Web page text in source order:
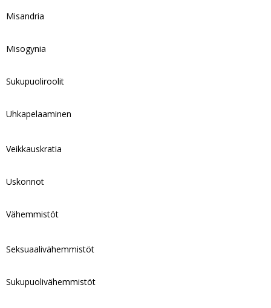
Misandria
Misogynia
Sukupuoliroolit
Uhkapelaaminen
Veikkauskratia
Uskonnot
Vähemmistöt
Seksuaalivähemmistöt
Sukupuolivähemmistöt